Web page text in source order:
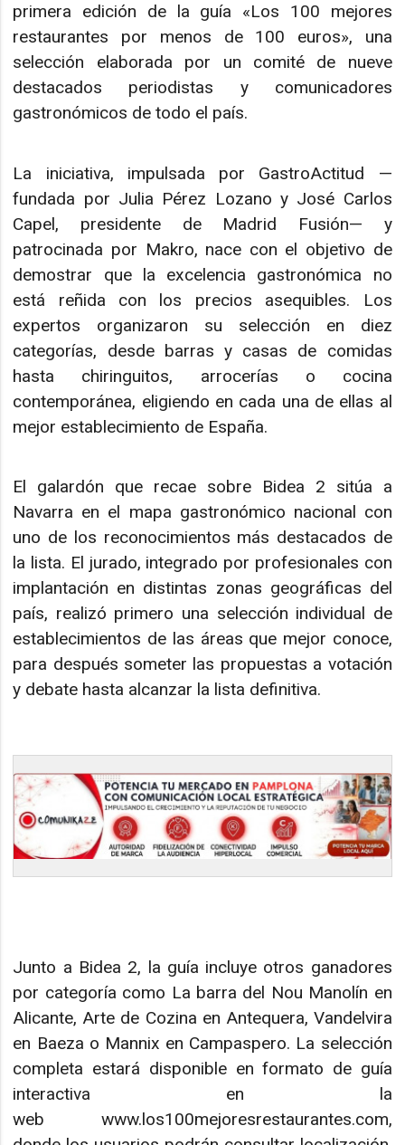
primera edición de la guía «Los 100 mejores
restaurantes por menos de 100 euros», una
selección elaborada por un comité de nueve
destacados periodistas y comunicadores
gastronómicos de todo el país.
La iniciativa, impulsada por GastroActitud —
fundada por Julia Pérez Lozano y José Carlos
Capel, presidente de Madrid Fusión— y
patrocinada por Makro, nace con el objetivo de
demostrar que la excelencia gastronómica no
está reñida con los precios asequibles. Los
expertos organizaron su selección en diez
categorías, desde barras y casas de comidas
hasta chiringuitos, arrocerías o cocina
contemporánea, eligiendo en cada una de ellas al
mejor establecimiento de España.
El galardón que recae sobre Bidea 2 sitúa a
Navarra en el mapa gastronómico nacional con
uno de los reconocimientos más destacados de
la lista. El jurado, integrado por profesionales con
implantación en distintas zonas geográficas del
país, realizó primero una selección individual de
establecimientos de las áreas que mejor conoce,
para después someter las propuestas a votación
y debate hasta alcanzar la lista definitiva.
Junto a Bidea 2, la guía incluye otros ganadores
por categoría como La barra del Nou Manolín en
Alicante, Arte de Cozina en Antequera, Vandelvira
en Baeza o Mannix en Campaspero. La selección
completa estará disponible en formato de guía
interactiva en la
web www.los100mejoresrestaurantes.com,